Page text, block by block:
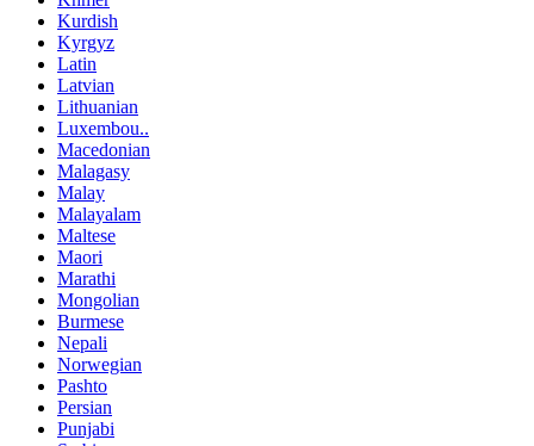
Kurdish
Kyrgyz
Latin
Latvian
Lithuanian
Luxembou..
Macedonian
Malagasy
Malay
Malayalam
Maltese
Maori
Marathi
Mongolian
Burmese
Nepali
Norwegian
Pashto
Persian
Punjabi